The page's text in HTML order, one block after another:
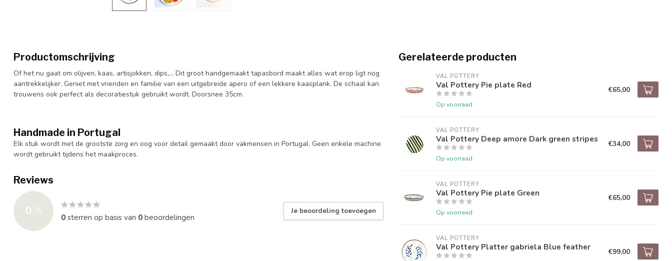
Productomschrijving
Of het nu gaat om olijven, kaas, artisjokken, dips,... Dit groot handgemaakt tapasbord maakt alles wat erop ligt nog
aantrekkelijker. Geniet met vrienden en familie van een uitgebreide apero of een lekkere kaasplank. De schaal kan
trouwens ook perfect als decoratiestuk gebruikt wordt. Doorsnee 35cm.
Handmade in Portugal
Elk stuk wordt met de grootste zorg en oog voor detail gemaakt door vakmensen in Portugal. Geen enkele machine
wordt gebruikt tijdens het maakproces.
Reviews
0 /5
0sterren op basis van 0beoordelingen
Je beoordeling toevoegen
Gerelateerde producten
VAL POTTERY
Val Pottery Pie plate Red
Op voorraad
€65,00
VAL POTTERY
Val Pottery Deep amore Dark green stripes
Op voorraad
€34,00
VAL POTTERY
Val Pottery Pie plate Green
Op voorraad
€65,00
VAL POTTERY
Val Pottery Platter gabriela Blue feather €99,00